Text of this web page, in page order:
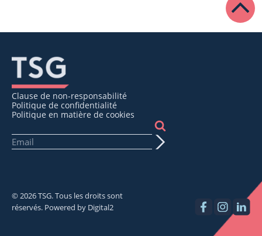
Clause de non-responsabilité
Politique de confidentialité
Politique en matière de cookies
© 2026 TSG. Tous les droits sont
réservés. Powered by Digital2